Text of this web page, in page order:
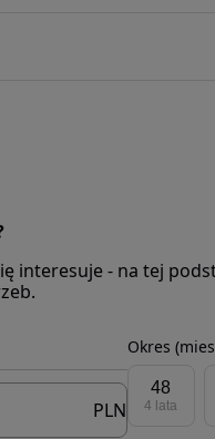
interesuje - na tej
PLN
Okres
48
4 lata